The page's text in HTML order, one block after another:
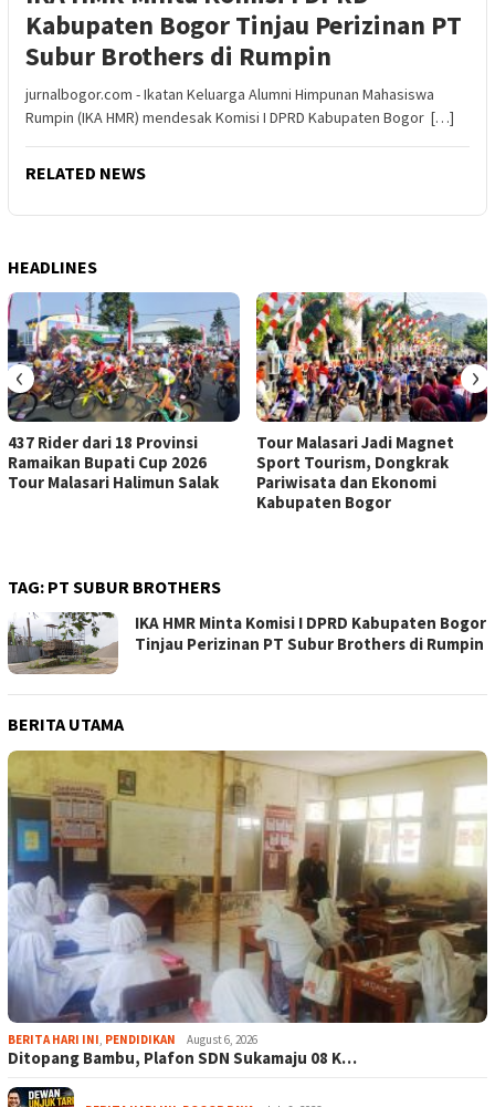
Kabupaten Bogor Tinjau Perizinan PT
Subur Brothers di Rumpin
jurnalbogor.com - Ikatan Keluarga Alumni Himpunan Mahasiswa
Rumpin (IKA HMR) mendesak Komisi I DPRD Kabupaten Bogor […]
RELATED NEWS
HEADLINES
437 Rider dari 18 Provinsi
Ramaikan Bupati Cup 2026
Tour Malasari Halimun Salak
Tour Malasari Jadi Magnet
Sport Tourism, Dongkrak
Pariwisata dan Ekonomi
Kabupaten Bogor
‹ ›
TAG: PT SUBUR BROTHERS
IKA HMR Minta Komisi I DPRD Kabupaten Bogor
Tinjau Perizinan PT Subur Brothers di Rumpin
BERITA UTAMA
BERITA HARI INI, PENDIDIKAN August 6, 2026
Ditopang Bambu, Plafon SDN Sukamaju 08 K…